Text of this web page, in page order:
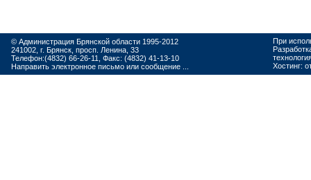
© Администрация Брянской области 1995-2012
241002, г. Брянск, просп. Ленина, 33
Телефон:(4832) 66-26-11, Факс: (4832) 41-13-10
Направить электронное письмо или сообщение ...
При
Хостинг: